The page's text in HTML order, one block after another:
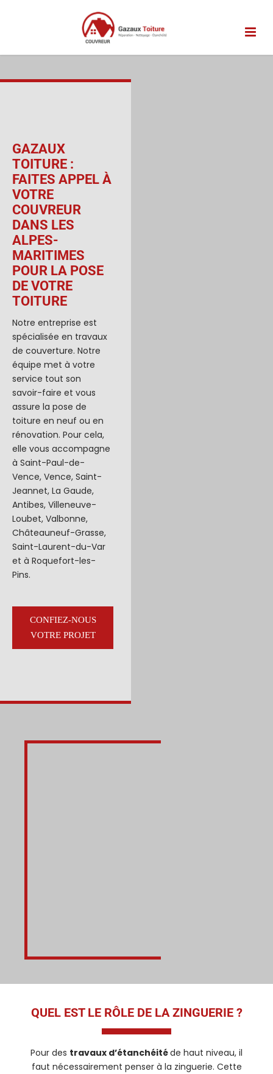
GAZAUX
TOITURE :
FAITES APPEL À
VOTRE
COUVREUR
DANS LES
ALPES-
MARITIMES
POUR LA POSE
DE VOTRE
TOITURE
Notre entreprise est
spécialisée en travaux
decouverture. Notre
équipe met à votre
service tout son
savoir-faire et vous
assure la pose de
toiture en neuf ou en
rénovation. Pour cela,
elle vous accompagne
à Saint-Paul-de-
Vence, Vence, Saint-
Jeannet, La Gaude,
Antibes, Villeneuve-
Loubet, Valbonne,
Châteauneuf-Grasse,
Saint-Laurent-du-Var
et à Roquefort-les-
Pins.
CONFIEZ-NOUS
VOTRE PROJET
QUEL EST LE RÔLE DE LA ZINGUERIE ?
Pour des travaux d’étanchéitéde haut niveau, il
faut nécessairement penser à la zinguerie. Cette